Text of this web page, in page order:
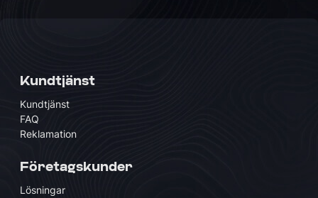
Kundtjänst
Kundtjänst
FAQ
Reklamation
Företagskunder
Lösningar